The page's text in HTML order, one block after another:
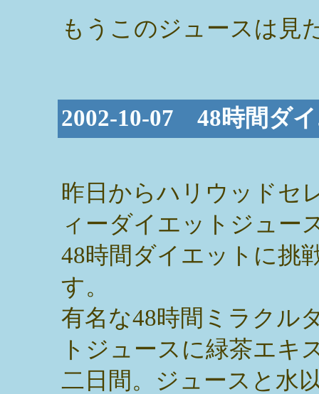
もうこのジュースは見
2002-10-07 48時間ダ
昨日からハリウッドセ
ィーダイエットジュー
48時間ダイエットに挑
す。
有名な48時間ミラクル
トジュースに緑茶エキ
二日間。ジュースと水